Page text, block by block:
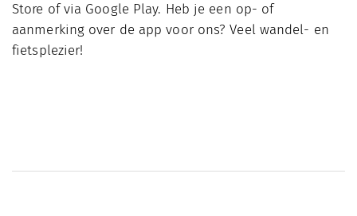
Store of via Google Play. Heb je een op- of
aanmerking over de app voor ons? Veel wandel- en
fietsplezier!